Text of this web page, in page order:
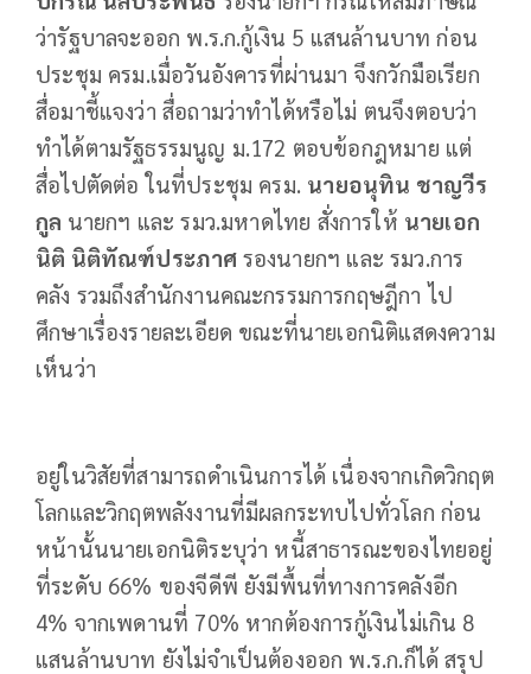
ว่ารัฐบาลจะออก พ.ร.ก.กู้เงิน 5 แสนล้านบาท ก่อน
ประชุม ครม.เมื่อวันอังคารที่ผ่านมา จึงกวักมือเรียก
สื่อมาชี้แจงว่า สื่อถามว่าทำได้หรือไม่ ตนจึงตอบว่า
ทำได้ตามรัฐธรรมนูญ ม.172 ตอบข้อกฎหมาย แต่
สื่อไปตัดต่อ ในที่ประชุม ครม. นายอนุทิน ชาญวีร
กูล นายกฯ และ รมว.มหาดไทย สั่งการให้ นายเอก
นิติ นิติทัณฑ์ประภาศ รองนายกฯ และ รมว.การ
คลัง รวมถึงสำนักงานคณะกรรมการกฤษฎีกา ไป
ศึกษาเรื่องรายละเอียด ขณะที่นายเอกนิติแสดงความ
เห็นว่า
อยู่ในวิสัยที่สามารถดำเนินการได้ เนื่องจากเกิดวิกฤต
โลกและวิกฤตพลังงานที่มีผลกระทบไปทั่วโลก ก่อน
หน้านั้นนายเอกนิติระบุว่า หนี้สาธารณะของไทยอยู่
ที่ระดับ 66% ของจีดีพี ยังมีพื้นที่ทางการคลังอีก
4% จากเพดานที่ 70% หากต้องการกู้เงินไม่เกิน 8
แสนล้านบาท ยังไม่จำเป็นต้องออก พ.ร.ก.ก็ได้ สรุป